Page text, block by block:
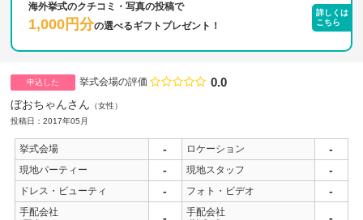
海外挙式のクチコミ・写真の投稿で
1,000円分の選べるギフトプレゼント！
詳しくは
こちら
申込した 挙式会場の評価 点数
0.0
ぼおちゃんさん
女性
投稿日：2017年05月
挙式会場 - ロケーション -
現地パーティー - 現地スタッフ -
ドレス・ビューティ - フォト・ビデオ -
手配会社
手配会社